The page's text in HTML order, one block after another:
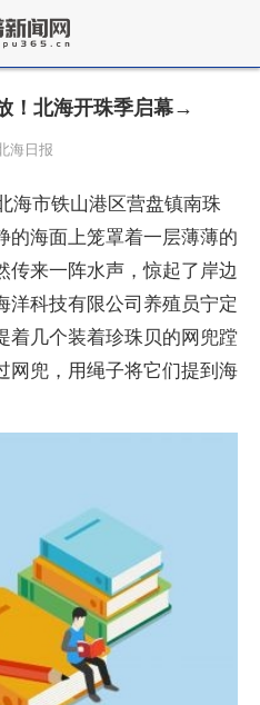
！北海开珠季启幕→
海日报
海市铁山港区营盘镇南珠
的海面上笼罩着一层薄薄的
传来一阵水声，惊起了岸边
洋科技有限公司养殖员宁定
着几个装着珍珠贝的网兜蹚
网兜，用绳子将它们提到海